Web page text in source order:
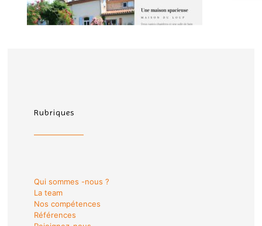
Rubriques
Qui sommes -nous ?
La team
Nos compétences
Références